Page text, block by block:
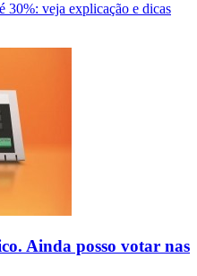
30%: veja explicação e dicas
Ainda posso votar nas